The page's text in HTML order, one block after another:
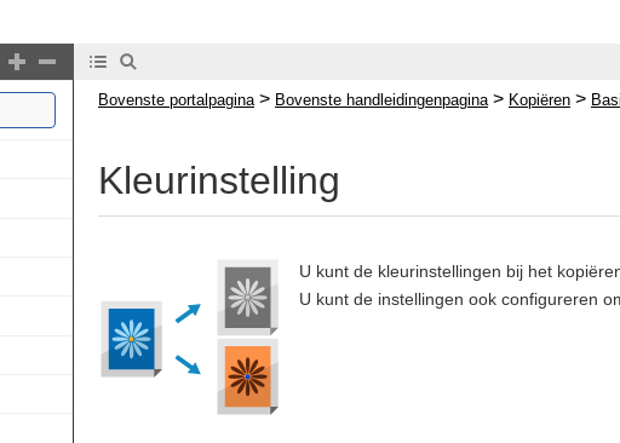
Bovenste portalpagina > Bovenste handleidingenpagina > Kopiëren >
Kleurinstelling
U kunt de kleurinstellingen bij het
U kunt de instellingen ook configureren